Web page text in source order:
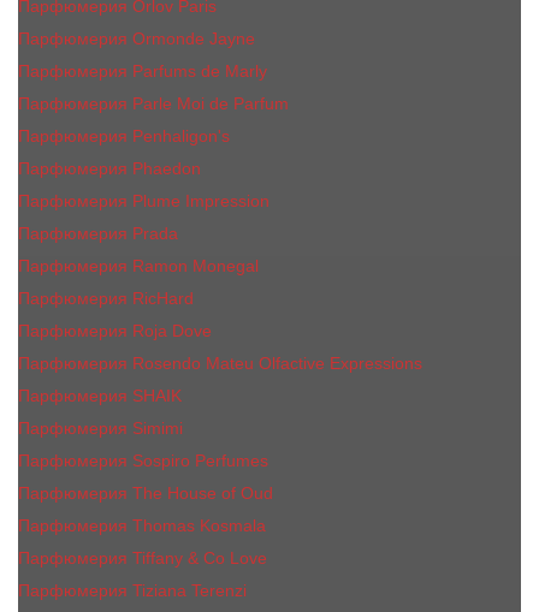
Парфюмерия Orlov Paris
Парфюмерия Ormonde Jayne
Парфюмерия Parfums de Marly
Парфюмерия Parle Moi de Parfum
Парфюмерия Penhaligon's
Парфюмерия Phaedon
Парфюмерия Plume Impression
Парфюмерия Prada
Парфюмерия Ramon Monegal
Парфюмерия RicHard
Парфюмерия Roja Dove
Парфюмерия Rosendo Mateu Olfactive Expressions
Парфюмерия SHAIK
Парфюмерия Simimi
Парфюмерия Sospiro Perfumes
Парфюмерия The House of Oud
Парфюмерия Thomas Kosmala
Парфюмерия Tiffany & Co Love
Парфюмерия Tiziana Terenzi